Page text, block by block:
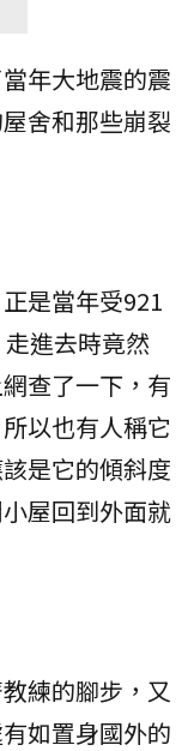
年大地震的震
舍和那些崩裂
是當年受921
進去時竟然
查了一下，有
以也有人稱它
是它的傾斜度
屋回到外面就
練的腳步，又
如置身國外的